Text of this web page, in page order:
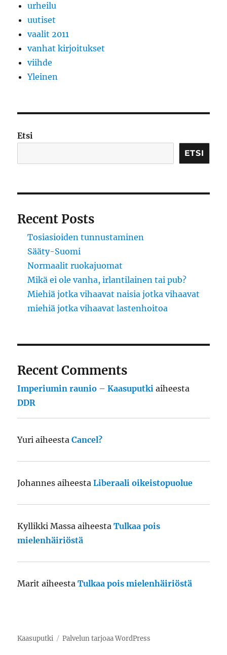
urheilu
uutiset
vaalit 2011
vanhat kirjoitukset
viihde
Yleinen
Etsi
ETSI
Recent Posts
Tosiasioiden tunnustaminen
Sääty-Suomi
Normaalit ruokajuomat
Mikä ei ole vanha, irlantilainen tai pub?
Miehiä jotka vihaavat naisia jotka vihaavat
miehiä jotka vihaavat lastenhoitoa
Recent Comments
Imperiumin raunio – Kaasuputki aiheesta
DDR
Yuri aiheestaCancel?
Johannes aiheestaLiberaali oikeistopuolue
Kyllikki Massa aiheestaTulkaa pois
mielenhäiriöstä
Marit aiheestaTulkaa pois mielenhäiriöstä
Kaasuputki Palvelun tarjoaa WordPress